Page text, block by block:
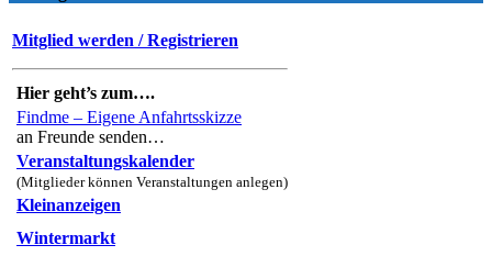
Mitglied werden / Registrieren
Hier geht’s zum….
Findme – Eigene Anfahrtsskizze
an Freunde senden…
Veranstaltungskalender
(Mitglieder können Veranstaltungen anlegen)
Kleinanzeigen
Wintermarkt